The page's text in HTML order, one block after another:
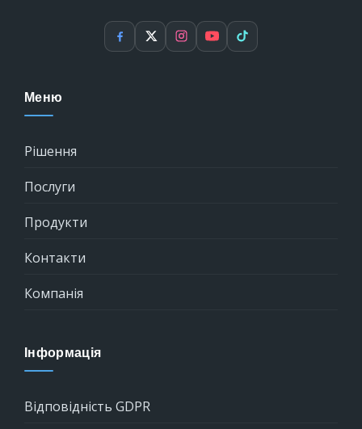
Facebook
X Instagram
YouTubeTikTok
Меню
Рішення
Послуги
Продукти
Контакти
Компанія
Інформація
Відповідність GDPR